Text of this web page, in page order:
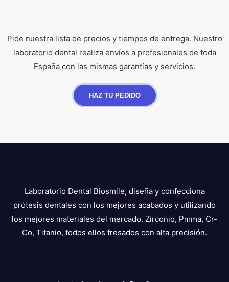
Pide nuestra lista de precios y tiempos de entrega. Nuestro
laboratorio dental realiza envíos a profesionales de toda
España con las mismas garantías y servicios.
HAZ TU PEDIDO
Laboratorio Dental Biosmile, diseña y confecciona
prótesis dentales con los mejores acabados y utilizando
los mejores materiales del mercado. Zirconio, Pmma, Cr-
Co, Titanio, todos ellos fresados con alta precisión.